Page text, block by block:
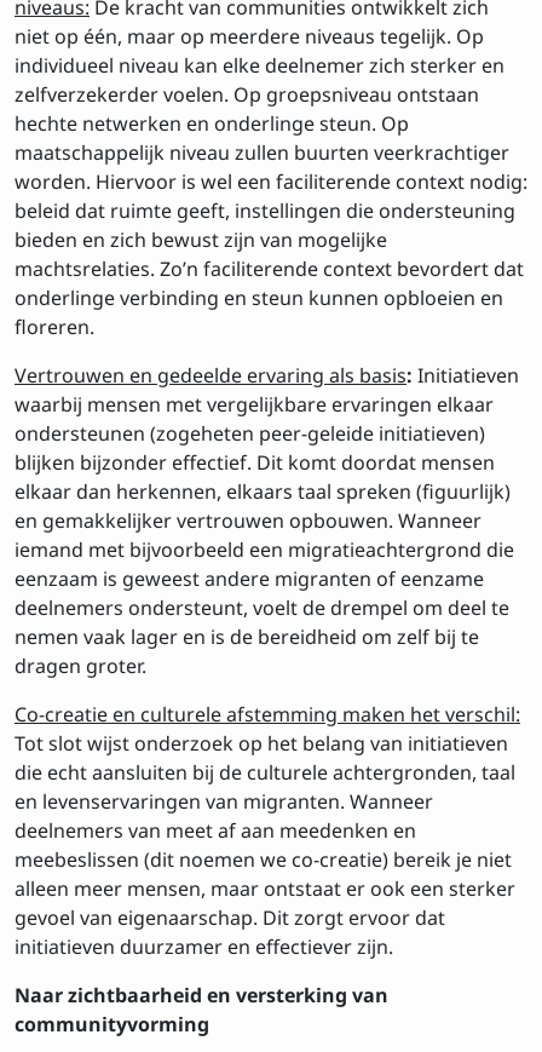
niet op één, maar op meerdere niveaus tegelijk. Op
individueel niveau kan elke deelnemer zich sterker en
zelfverzekerder voelen. Op groepsniveau ontstaan
hechte netwerken en onderlinge steun. Op
maatschappelijk niveau zullen buurten veerkrachtiger
worden. Hiervoor is wel een faciliterende context nodig:
beleid dat ruimte geeft, instellingen die ondersteuning
bieden en zich bewust zijn van mogelijke
machtsrelaties. Zo’n faciliterende context bevordert dat
onderlinge verbinding en steun kunnen opbloeien en
floreren.
Vertrouwen en gedeelde ervaring als basis:Initiatieven
waarbij mensen met vergelijkbare ervaringen elkaar
ondersteunen (zogeheten peer-geleide initiatieven)
blijken bijzonder effectief. Dit komt doordat mensen
elkaar dan herkennen, elkaars taal spreken (figuurlijk)
en gemakkelijker vertrouwen opbouwen. Wanneer
iemand met bijvoorbeeld een migratieachtergrond die
eenzaam is geweest andere migranten of eenzame
deelnemers ondersteunt, voelt de drempel om deel te
nemen vaak lager en is de bereidheid om zelf bij te
dragen groter.
Co-creatie en culturele afstemming maken het verschil:
Tot slot wijst onderzoek op het belang van initiatieven
die echt aansluiten bij de culturele achtergronden, taal
en levenservaringen van migranten. Wanneer
deelnemers van meet af aan meedenken en
meebeslissen (dit noemen we co-creatie) bereik je niet
alleen meer mensen, maar ontstaat er ook een sterker
gevoel van eigenaarschap. Dit zorgt ervoor dat
initiatieven duurzamer en effectiever zijn.
Naar zichtbaarheid en versterkingvan
communityvorming